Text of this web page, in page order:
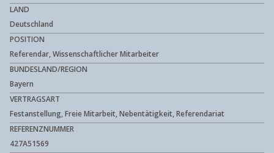
LAND
Deutschland
POSITION
Referendar, Wissenschaftlicher Mitarbeiter
BUNDESLAND/REGION
Bayern
VERTRAGSART
Festanstellung, Freie Mitarbeit, Nebentätigkeit, Referendariat
REFERENZNUMMER
427A51569